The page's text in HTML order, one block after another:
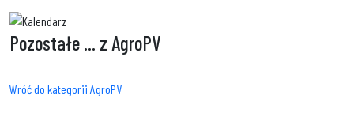
Pozostałe ... z AgroPV
Wróć do kategorii AgroPV